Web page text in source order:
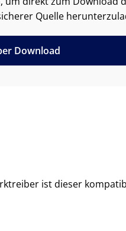
Quelle
Download
ist dieser